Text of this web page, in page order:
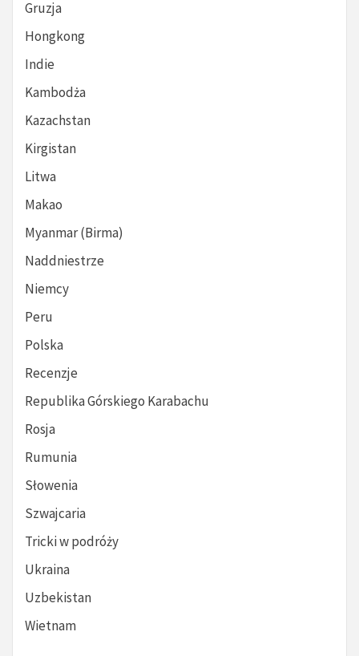
Gruzja
Hongkong
Indie
Kambodża
Kazachstan
Kirgistan
Litwa
Makao
Myanmar (Birma)
Naddniestrze
Niemcy
Peru
Polska
Recenzje
Republika Górskiego Karabachu
Rosja
Rumunia
Słowenia
Szwajcaria
Tricki w podróży
Ukraina
Uzbekistan
Wietnam